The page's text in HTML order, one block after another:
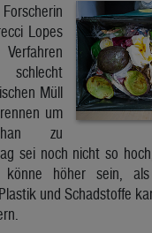
Lopes
Müll
um
zu
sei noch nicht so
höher sein,
und Schadstoffe